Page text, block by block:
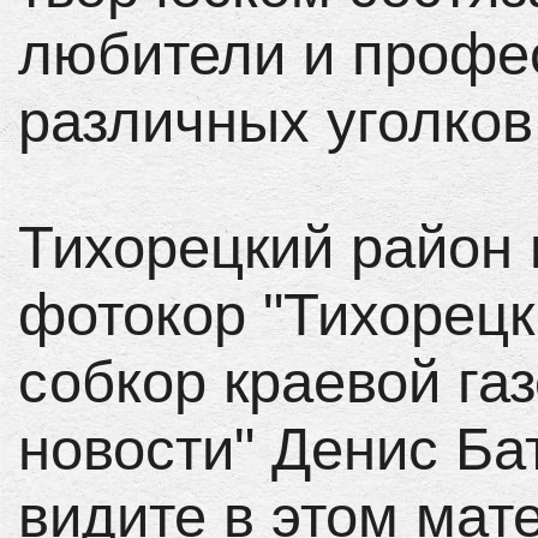
любители и
различных
Тихорецкий
фотокор
собкор краевой
новости" Денис
видите в этом